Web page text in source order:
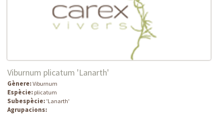
Viburnum plicatum 'Lanarth'
Gènere: Viburnum
Espècie: plicatum
Subespècie: 'Lanarth'
Agrupacions: